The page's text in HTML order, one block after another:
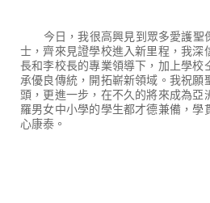
今日，我很高興見到眾多愛護聖
士，齊來見證學校進入新里程，我深
長和李校長的專業領導下，加上學校
承優良傳統，開拓嶄新領域。我祝
頭，更進一步，在不久的將來成為亞
羅男女中小學的學生都才德兼備，學
心康泰。